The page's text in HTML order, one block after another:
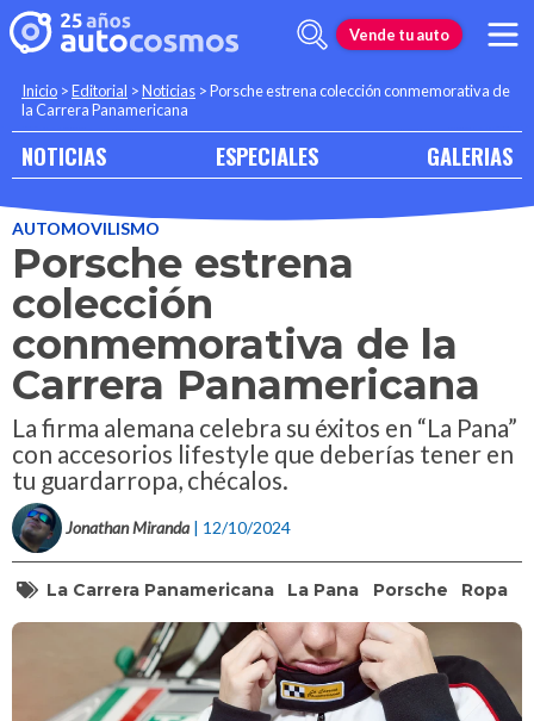
Vende tu auto
Inicio >Editorial >Noticias >Porsche estrena colección conmemorativa de
la Carrera Panamericana
NOTICIAS ESPECIALES GALERIAS
AUTOMOVILISMO
Porsche estrena
colección
conmemorativa de la
Carrera Panamericana
La firma alemana celebra su éxitos en “La Pana”
con accesorios lifestyle que deberías tener en
tu guardarropa, chécalos.
Jonathan Miranda | 12/10/2024
La Carrera Panamericana La Pana Porsche Ropa